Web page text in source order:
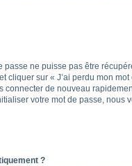
passe ne puisse pas être
cliquer sur « J’ai perdu mon
connecter de nouveau
votre mot de passe, nous
?